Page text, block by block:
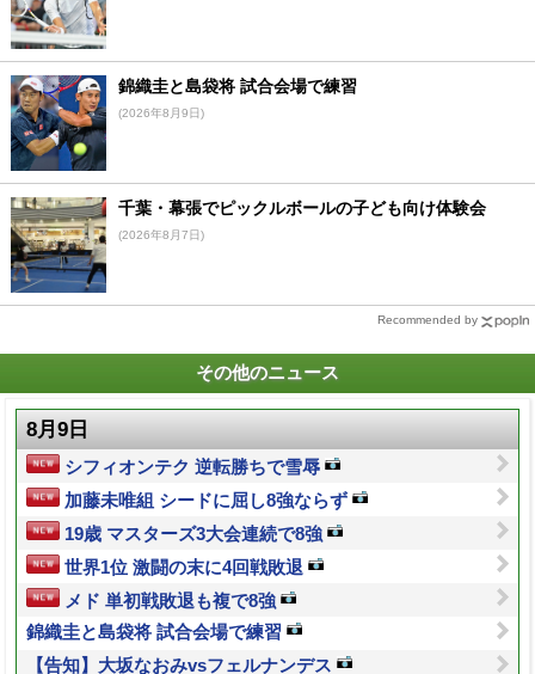
錦織圭と島袋将 試合会場で練習
(2026年8月9日)
千葉・幕張でピックルボールの子ども向け体験会
(2026年8月7日)
Recommended by
その他のニュース
8月9日
シフィオンテク 逆転勝ちで雪辱
加藤未唯組 シードに屈し8強ならず
19歳 マスターズ3大会連続で8強
世界1位 激闘の末に4回戦敗退
メド 単初戦敗退も複で8強
錦織圭と島袋将 試合会場で練習
【告知】大坂なおみvsフェルナンデス